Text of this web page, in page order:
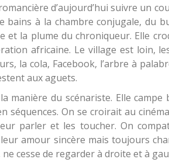
d’aujourd’hui suivre un
bains à la chambre conjugale, du
et la plume du chroniqueur. Elle
africaine. Le village est loin,
la cola, Facebook, l’arbre à
aux aguets.
manière du scénariste. Elle campe
séquences. On se croirait au
parler et les toucher. On
amour sincère mais toujours
cesse de regarder à droite et à